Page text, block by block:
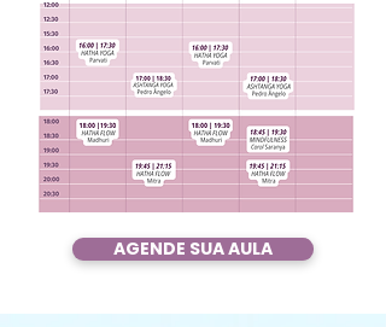
AGENDE SUA AULA